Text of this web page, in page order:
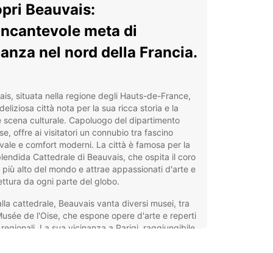
Beauvais:
meta di
nel nord della Francia.
situata nella regione degli Hauts-de-France,
città nota per la sua ricca storia e la
scena culturale. Capoluogo del dipartimento
offre ai visitatori un connubio tra fascino
e comfort moderni. La città è famosa per la
Cattedrale di Beauvais, che ospita il coro
alto del mondo e attrae appassionati d'arte e
da ogni parte del globo.
cattedrale, Beauvais vanta diversi musei, tra
de l'Oise, che espone opere d'arte e reperti
La sua vicinanza a Parigi, raggiungibile